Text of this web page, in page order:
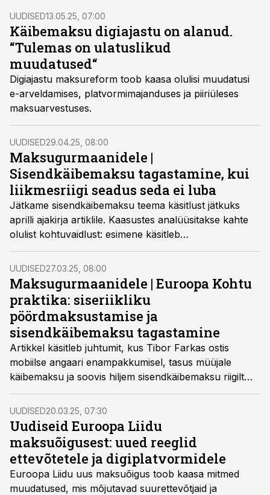
UUDISED13.05.25, 07:00
Käibemaksu digiajastu on alanud.
“Tulemas on ulatuslikud
muudatused“
Digiajastu maksureform toob kaasa olulisi muudatusi
e-arveldamises, platvormimajanduses ja piiriüleses
maksuarvestuses.
UUDISED29.04.25, 08:00
Maksugurmaanidele |
Sisendkäibemaksu tagastamine, kui
liikmesriigi seadus seda ei luba
Jätkame sisendkäibemaksu teema käsitlust jätkuks
aprilli ajakirja artiklile. Kaasustes analüüsitakse kahte
olulist kohtuvaidlust: esimene käsitleb
sisendkäibemaksu tagastamisest keeldumist
pöördmaksustamise reeglite rikkumisel, teine
keskendub ettevõtte üleminekuga seotud tehingute
valele määratlemisele ja arvete parandamise
võimatusele.
UUDISED27.03.25, 08:00
Maksugurmaanidele | Euroopa Kohtu
praktika: siseriikliku
pöördmaksustamise ja
sisendkäibemaksu tagastamine
Artikkel käsitleb juhtumit, kus Tibor Farkas ostis
mobiilse angaari enampakkumisel, tasus müüjale
käibemaksu ja soovis hiljem sisendkäibemaksu riigilt
tagasi küsida. Ungari maksuamet keeldus käibemaksu
tagastamast, kuna ostja ei järginud
pöördmaksustamise korda. Euroopa Kohus pidi
lahendama, kas selline käitumine on kooskõlas
Euroopa Liidu õigusnormidega.
UUDISED20.03.25, 07:30
Uudiseid Euroopa Liidu
maksuõigusest: uued reeglid
ettevõtetele ja digiplatvormidele
Euroopa Liidu uus maksuõigus toob kaasa mitmed
muudatused, mis mõjutavad suurettevõtjaid ja